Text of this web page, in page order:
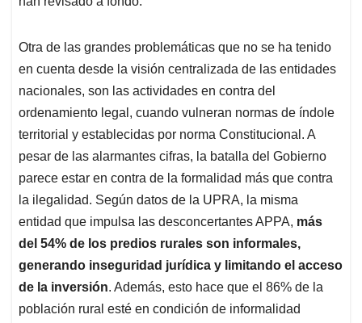
Otra de las grandes problemáticas que no se ha tenido
en cuenta desde la visión centralizada de las entidades
nacionales, son las actividades en contra del
ordenamiento legal, cuando vulneran normas de índole
territorial y establecidas por norma Constitucional. A
pesar de las alarmantes cifras, la batalla del Gobierno
parece estar en contra de la formalidad más que contra
la ilegalidad. Según datos de la UPRA, la misma
entidad que impulsa las desconcertantes APPA, más
del 54% de los predios rurales son informales,
generando inseguridad jurídica y limitando el acceso
de la inversión. Además, esto hace que el 86% de la
población rural esté en condición de informalidad